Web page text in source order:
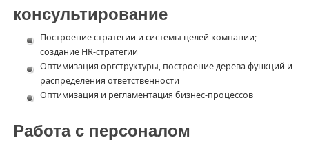
консультирование
Построение стратегии и системы целей компании;
создание HR-стратегии
Оптимизация оргструктуры, построение дерева функций и
распределения ответственности
Оптимизация и регламентация бизнес-процессов
Работа с персоналом